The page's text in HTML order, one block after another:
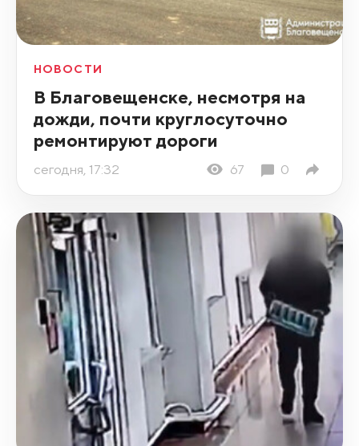
НОВОСТИ
В Благовещенске, несмотря на
дожди, почти круглосуточно
ремонтируют дороги
сегодня, 17:32 67 0